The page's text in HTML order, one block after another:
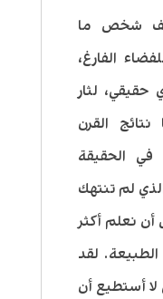
شخص ما
الفارغ،
حقيقي، لثار
القرن
في الحقيقة
لم تنتهك
أن نعلم أكثر
لقد
لا أستطيع أن